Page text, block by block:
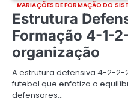
VARIAÇÕES DE FORMAÇÃO DO
Estrutura
Formação 4-1-
organização
A estrutura defensiva 4-2-
futebol que enfatiza o
defensores…